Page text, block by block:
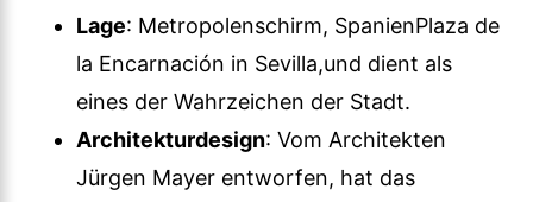
Lage: Metropolenschirm, SpanienPlaza de
la Encarnación in Sevilla,und dient als
eines der Wahrzeichen der Stadt.
Architekturdesign: Vom Architekten
Jürgen Mayer entworfen, hat das